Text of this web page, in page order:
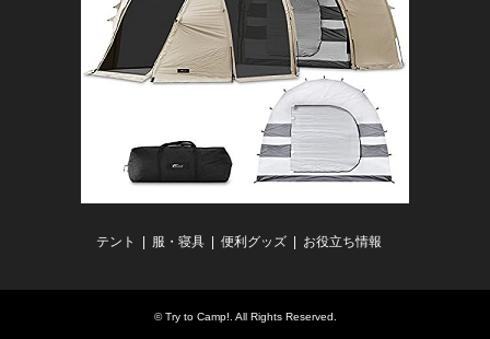
テント 服・寝具 便利グッズ お役立ち情報
©Try to Camp! . All Rights Reserved.